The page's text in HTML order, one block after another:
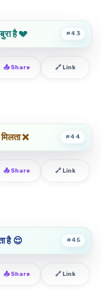
है 💔 #43
📤 Share 🔗 Link
❌ #44
📤 Share 🔗 Link
है 😌 #45
📤 Share 🔗 Link